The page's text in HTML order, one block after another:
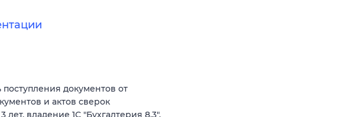
поступления документов от
и актов сверок
владение 1С "Бухгалтерия 8.3".